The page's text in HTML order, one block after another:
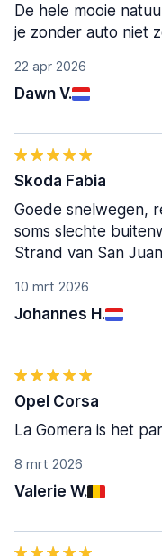
22 apr 2026
Dawn V.
De hele mooie
je zonder auto niet
10 mrt 2026
Johannes H.
Skoda Fabia
Goede snelwegen,
soms slechte
Strand van San
8 mrt 2026
Valerie W.
Opel Corsa
La Gomera is het